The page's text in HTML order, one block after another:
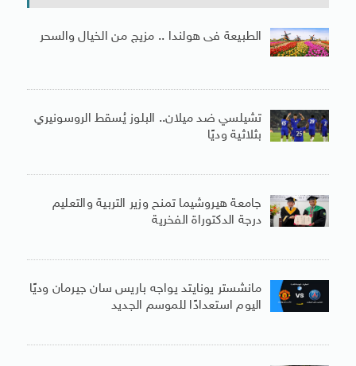
الطبيعة فى هولندا .. مزيج من الخيال والسحر
تشيلسي ضد ميلان.. البلوز يُسقط الروسونيري
بثلاثية وديًا
جامعة هيروشيما تمنح وزير التربية والتعليم
درجة الدكتوراة الفخرية
مانشستر يونايتد يواجه باريس سان جيرمان وديًا
اليوم استعدادًا للموسم الجديد